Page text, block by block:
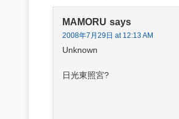
MAMORU says
2008年7月29日 at 12:13 AM
Unknown
日光東照宮?